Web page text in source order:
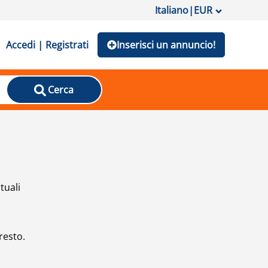
Italiano|EUR
Accedi | Registrati Inserisci un annuncio!
Cerca